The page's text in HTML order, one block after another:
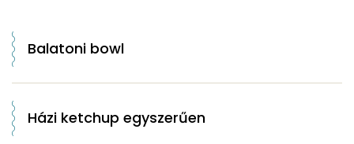
Balatoni bowl
Házi ketchup egyszerűen